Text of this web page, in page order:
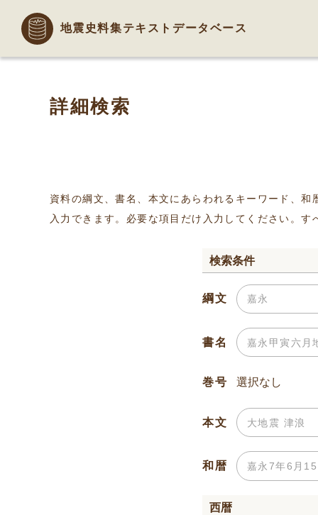
地震史料集テキストデータベース
詳細検索
資料の綱文、書名、本文にあらわれるキーワード、
入力できます。必要な項目だけ入力してください。
検索条件
綱文
書名
巻号
本文
和暦
西暦